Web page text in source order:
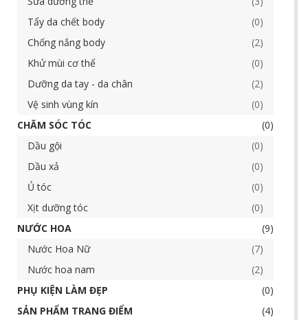
Tẩy da chết body
0
Chống nắng body
2
Khử mùi cơ thể
0
Dưỡng da tay - da chân
2
Vệ sinh vùng kín
0
CHĂM SÓC TÓC
0
Dầu gội
0
Dầu xả
0
Ủ tóc
0
Xịt dưỡng tóc
0
NƯỚC HOA
9
Nước Hoa Nữ
7
Nước hoa nam
2
PHỤ KIỆN LÀM ĐẸP
0
SẢN PHẨM TRANG ĐIỂM
4